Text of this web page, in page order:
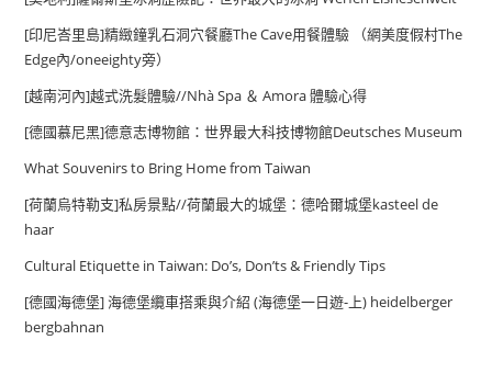
[印尼峇里島]精緻鐘乳石洞穴餐廳The Cave用餐體驗 （網美度假村The
Edge內/oneeighty旁）
[越南河內]越式洗髮體驗//Nhà Spa ＆ Amora 體驗心得
[德國慕尼黑]德意志博物館：世界最大科技博物館Deutsches Museum
What Souvenirs to Bring Home from Taiwan
[荷蘭烏特勒支]私房景點//荷蘭最大的城堡：德哈爾城堡kasteel de
haar
Cultural Etiquette in Taiwan: Do’s, Don’ts & Friendly Tips
[德國海德堡] 海德堡纜車搭乘與介紹 (海德堡一日遊-上) heidelberger
bergbahnan